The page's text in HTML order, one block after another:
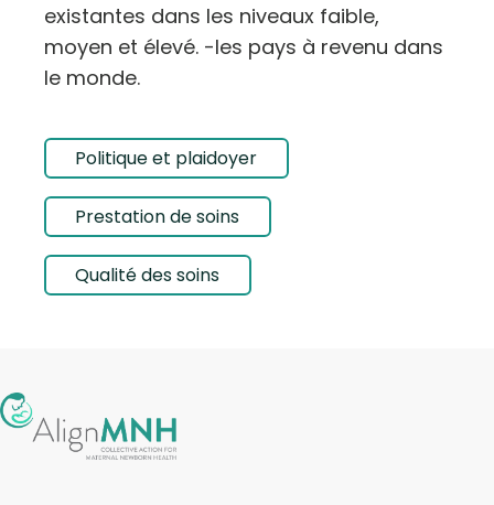
existantes dans les niveaux faible,
moyen et élevé. -les pays à revenu dans
le monde.
Politique et plaidoyer
Prestation de soins
Qualité des soins